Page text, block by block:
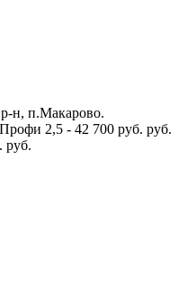
н, п.Макарово.
2,5 - 42 700 руб. руб.
руб.